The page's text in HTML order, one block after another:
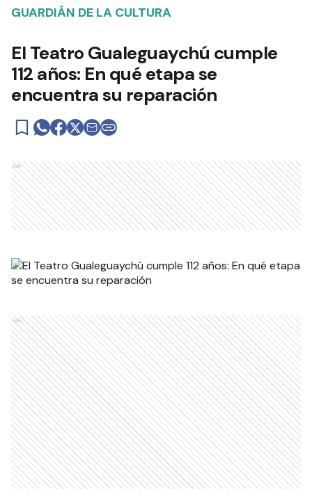
GUARDIÁN DE LA CULTURA
El Teatro Gualeguaychú cumple
112 años: En qué etapa se
encuentra su reparación
Ads
Ads